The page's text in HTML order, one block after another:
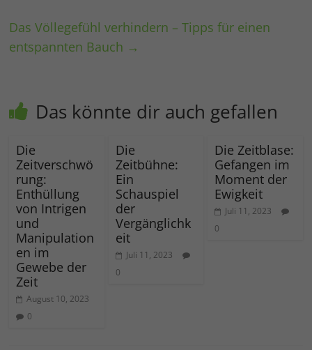
Das Völlegefühl verhindern – Tipps für einen
entspannten Bauch →
Das könnte dir auch gefallen
Die
Zeitverschwö
rung:
Enthüllung
von Intrigen
und
Manipulation
en im
Gewebe der
Zeit
August 10, 2023
0
Die
Zeitbühne:
Ein
Schauspiel
der
Vergänglichk
eit
Juli 11, 2023
0
Die Zeitblase:
Gefangen im
Moment der
Ewigkeit
Juli 11, 2023
0